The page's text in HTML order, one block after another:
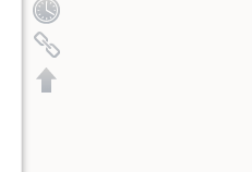
Ältere Versionen
Links hierher
Nach oben